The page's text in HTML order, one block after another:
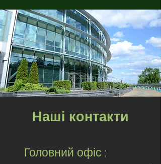
Наші контакти
Головний офіс :